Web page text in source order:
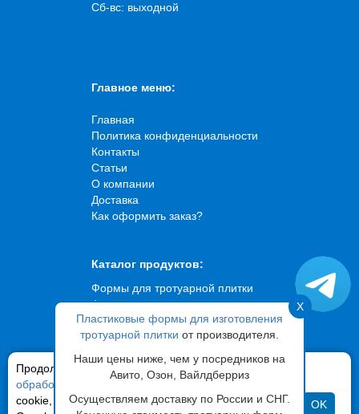
X
Пластиковые формы для изготовления
тротуарной плитки от производителя.
Наши цены ниже, чем у посредников на
Авито, Озон, Вайлдберриз
Осуществляем доставку по России и СНГ.
Сб-вс: выходной
Главное меню:
Главная
Политика конфиденциальности
Контакты
Статьи
О компании
Доставка
Как оформить заказ?
Каталог продуктов:
Формы для тротуарной плитки
Формы для искусственного
камня
Формы для брусчатки
Формы для фасадной плитки
Вибростолы
Продолжая использовать сайт,вы соглашаетесь на
обработку ваших персональных данных и файлов
cookie, с помощью сервиса «Яндекс Метрика» и
OK